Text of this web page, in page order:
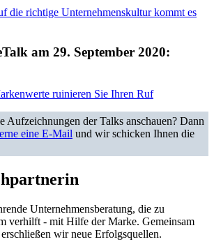
die richtige Unternehmenskultur kommt es
am 29. September 2020:
ruinieren Sie Ihren Ruf
Aufzeichnungen der Talks anschauen? Dann
eine E-Mail und wir schicken Ihnen die
Unternehmensberatung, die zu
verhilft - mit Hilfe der Marke. Gemeinsam
wir neue Erfolgsquellen.